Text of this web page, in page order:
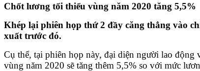
Chốt lương tối thiểu vùng năm 2020 tăng 5,5%
Khép lại phiên họp thứ 2 đầy căng thẳng vào
xuất trước đó.
Cụ thể, tại phiên họp này, đại diện người lao
vùng năm 2020 sẽ tăng thêm 5,5% so với mức